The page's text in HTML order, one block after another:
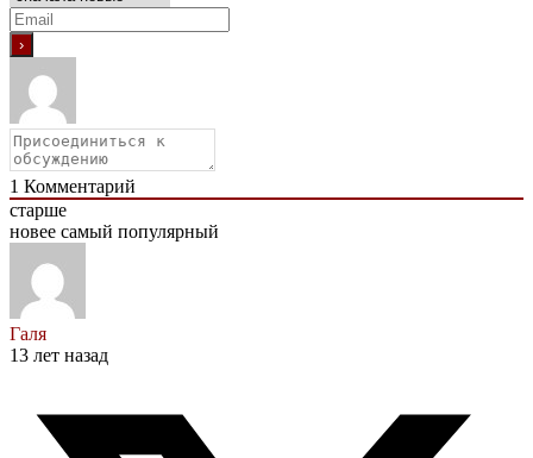
1 Комментарий
старше
новее самый популярный
Галя
13 лет назад